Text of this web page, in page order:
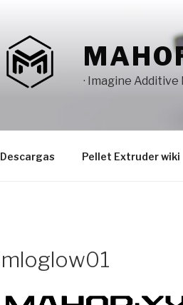
· Imagine
Descargas Pellet Extruder wiki
mloglow01